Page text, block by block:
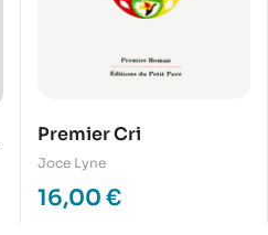
Premier Cri
Joce Lyne
16,00 €